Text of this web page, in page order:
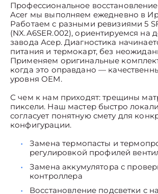
Профессиональное
Acer мы выполняем ежедневно в
Работаем с разными ревизиями 5
(NX.A6SER.002), ориентируемся на
завода Асер. Диагностика
питания и термокарт, без
Применяем оригинальные
когда это оправдано —
уровня OEM.
С чем к нам приходят: трещины
пиксели. Наш мастер быстро
согласует понятную смету для
конфигурации.
Замена термопасты и
регулировкой профилей
Замена аккумулятора с
контроллера
Восстановление подсветки с